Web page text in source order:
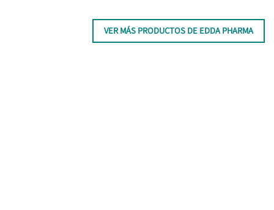
VER MÁS PRODUCTOS DE EDDA PHARMA